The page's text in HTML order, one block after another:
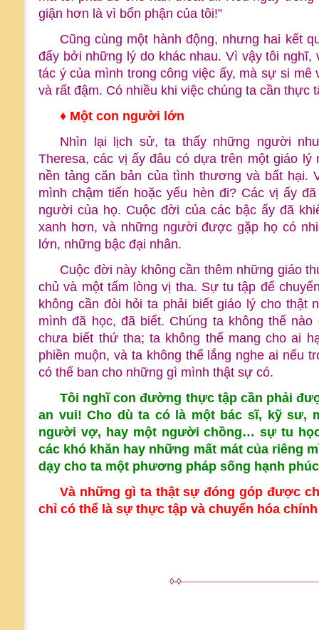
giận hơn là vì bổn phận của tôi!”
Cũng cùng một hành động, nhưng hai kết
đẩy bởi những lý do khác nhau. Vì vậy tôi
tác ý của mình trong công việc ấy, mà sự si
và rất đậm. Có nhiều khi việc chúng ta cần thực
♦ Một con người lớn
Nhìn lại lịch sử, ta thấy những người
Theresa, các vị ấy đâu có dựa trên một giáo
nền tảng căn bản của tình thương và bất
mình chậm tiến hoặc yếu hèn đi? Các vị ấy
người của họ. Cuộc đời của các bậc ấy đã
xanh hơn, và những người được gặp họ có
lớn, những bậc đại nhân.
Cuộc đời này không cần thêm những giáo
chủ và một tấm lòng vị tha. Sự tu tập để
không cần đòi hỏi ta phải biết giáo lý cho thật
mình đã học, đã biết. Chúng ta không thể
chưa biết thứ tha; ta không thể mang cho ai
phiền muộn, và ta không thể lắng nghe ai nếu
có thể ban cho những gì mình thật sự có.
Tôi nghĩ con đường thực tập cần phải
an vui! Cho dù ta có là một bác sĩ, kỹ sư,
người vợ, hay một người chồng… sự tu
các khó khăn hay những mất mát của riêng
dạy cho ta một phương pháp sống hạnh
Và những gì ta thật sự đóng góp được
chỉ có thể là sự thực tập và chuyển hóa
◊-